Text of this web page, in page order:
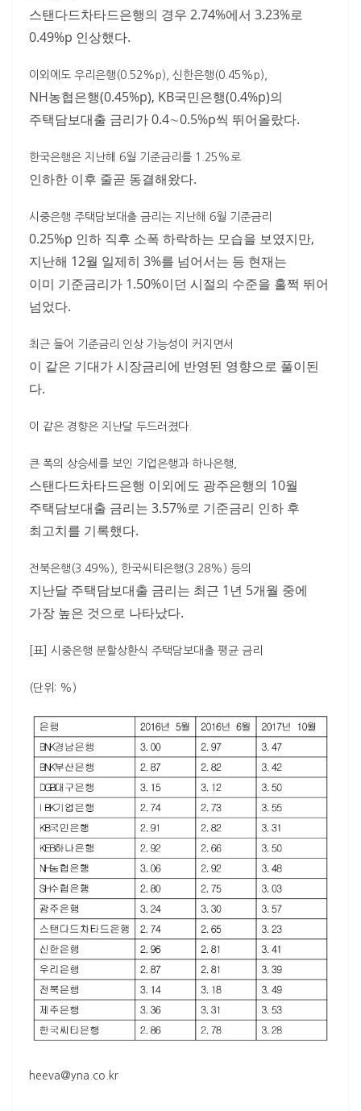
스탠다드차타드은행의 경우 2.74%에서 3.23%로
0.49%p 인상했다.
이외에도 우리은행(0.52%p), 신한은행(0.45%p),
NH농협은행(0.45%p), KB국민은행(0.4%p)의
주택담보대출 금리가 0.4∼0.5%p씩 뛰어올랐다.
한국은행은 지난해 6월 기준금리를 1.25%로
인하한 이후 줄곧 동결해왔다.
시중은행 주택담보대출 금리는 지난해 6월 기준금리
0.25%p 인하 직후 소폭 하락하는 모습을 보였지만,
지난해 12월 일제히 3%를 넘어서는 등 현재는
이미 기준금리가 1.50%이던 시절의 수준을 훌쩍 뛰어
넘었다.
최근 들어 기준금리 인상 가능성이 커지면서
이 같은 기대가 시장금리에 반영된 영향으로 풀이된
다.
이 같은 경향은 지난달 두드러졌다.
큰 폭의 상승세를 보인 기업은행과 하나은행,
스탠다드차타드은행 이외에도 광주은행의 10월
주택담보대출 금리는 3.57%로 기준금리 인하 후
최고치를 기록했다.
전북은행(3.49%), 한국씨티은행(3.28%) 등의
지난달 주택담보대출 금리는 최근 1년 5개월 중에
가장 높은 것으로 나타났다.
[표] 시중은행 분할상환식 주택담보대출 평균 금리
(단위: %)
heeva@yna.co.kr